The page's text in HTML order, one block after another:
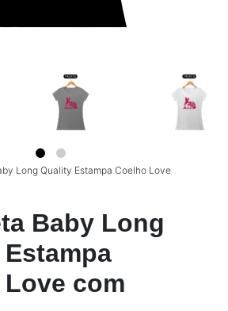
Long Quality Estampa Coelho Love
Baby Long
com